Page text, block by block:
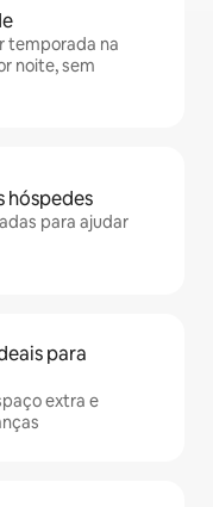
temporada na
noite, sem
hóspedes
para ajudar
para
extra e